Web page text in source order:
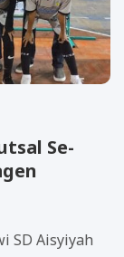
Se-
SD Aisyiyah